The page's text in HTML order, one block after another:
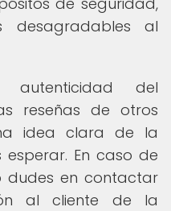
desagradables al
autenticidad del
reseñas de otros
idea clara de la
esperar. En caso de
dudes en contactar
al cliente de la